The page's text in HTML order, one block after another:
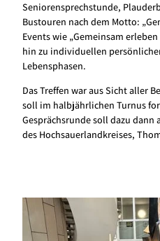
Seniorensprechstunde,
Bustouren nach dem Motto:
Events wie „Gemeinsam
hin zu individuellen
Lebensphasen.
Das Treffen war aus Sicht aller
soll im halbjährlichen Turnus
Gesprächsrunde soll dazu dann
des Hochsauerlandkreises,